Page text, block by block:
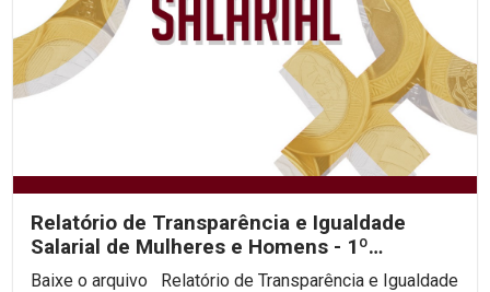
Relatório de Transparência e Igualdade
Salarial de Mulheres e Homens - 1º
Semestre 2025
Baixe o arquivo Relatório de Transparência e Igualdade